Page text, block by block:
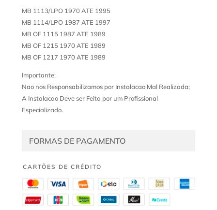
MB 1113/LPO 1970 ATE 1995
MB 1114/LPO 1987 ATE 1997
MB OF 1115 1987 ATE 1989
MB OF 1215 1970 ATE 1989
MB OF 1217 1970 ATE 1989
Importante:
Nao nos Responsabilizamos por Instalacao Mal Realizada;
A Instalacao Deve ser Feita por um Profissional
Especializado.
FORMAS DE PAGAMENTO
CARTÕES DE CRÉDITO